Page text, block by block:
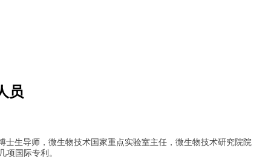
员
生导师，微生物技术国家重点实验室主任，微生物技术研究院院
项国际专利。